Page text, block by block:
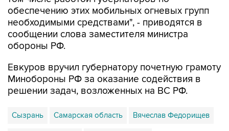
обеспечению этих мобильных огневых групп
необходимыми средствами", - приводятся в
сообщении слова заместителя министра
обороны РФ.
Евкуров вручил губернатору почетную грамоту
Минобороны РФ за оказание содействия в
решении задач, возложенных на ВС РФ.
Сызрань Самарская область Вячеслав Федорищев